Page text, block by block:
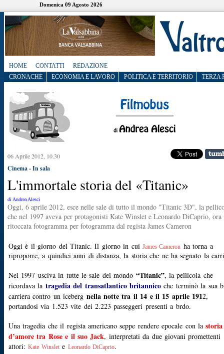
Domenica 09 Agosto 2026
HOME CONTATTI
REDAZIONE
CRONACHE
ECONOMIA E LAVORO POLITICA E TERRITORIO TERZA
06 Aprile 2012, 10.30
Cinema - In sala
L'immortale storia del «Titanic»
di Andrea Alesci
Oggi, 6 aprile 2012, esce nelle sale di tutto il mondo "Titanic 3D", la
che nel 1997 aveva per protagonisti Kate Winslet e Leonardo DiCaprio, ora
ritoccata fotogramma per fotogramma dal regista James Cameron
Oggi è il giorno del Titanic. Il giorno in cui James Cameron ha torna a
riproporre, a quindici anni di distanza, la storia che ne ha segnato la
Nel 1997 usciva in tutte le sale del mondo “Titanic”, la pellicola che
ricordava la tragedia del transatlantico britannico che terminò la sua
carriera contro un iceberg nella notte tra il 14 e il 15 aprile 1912,
portandosi via 1.523 vite dei 2.223 passeggeri presenti a brdo.
Una tragedia che il regista americano seppe rendere epocale con lastoria
d’amore tra Rose e il suo Jack, interpretati da due giovani promettenti
attori:Kate Winslete Leonardo DiCaprio.